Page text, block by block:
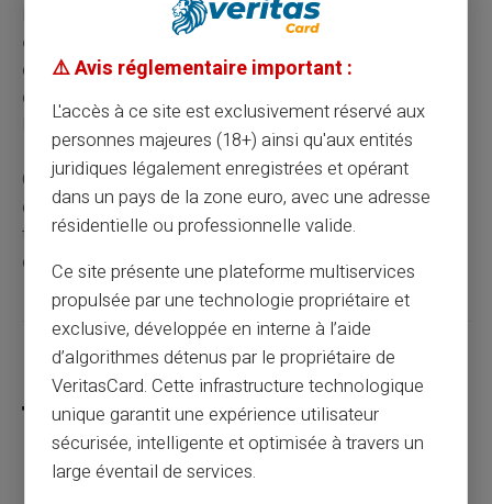
Pour des besoins temporaires, comme un
événement familial ou des
carte prépayée constitue une solution pratique. Vous
chargez uniquement le montant nécessaire, réduisant
les risques de dépenses imprévues.
Cette souplesse attire ceux qui préfèrent utiliser une
carte différente de leur compte principal. Les frais sont
transparents et maîtrisés, favorisant une utilisation
ciblée selon vos besoins.
Partager cet article
⚠️ Avis réglementaire important :
L'accès à ce site est exclusivement réservé aux
personnes majeures (18+) ainsi qu'aux entités
juridiques légalement enregistrées et opérant
dans un pays de la zone euro, avec une adresse
résidentielle ou professionnelle valide.
Ce site présente une plateforme multiservices
propulsée par une technologie propriétaire et
exclusive, développée en interne à l’aide
d’algorithmes détenus par le propriétaire de
VeritasCard. Cette infrastructure technologique
unique garantit une expérience utilisateur
sécurisée, intelligente et optimisée à travers un
large éventail de services.